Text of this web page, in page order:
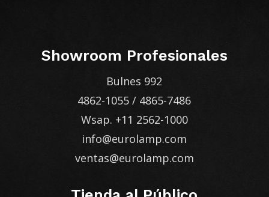
Showroom Profesionales
Bulnes 992
4862-1055 / 4865-7486
Wsap. +11 2562-1000
info@eurolamp.com
ventas@eurolamp.com